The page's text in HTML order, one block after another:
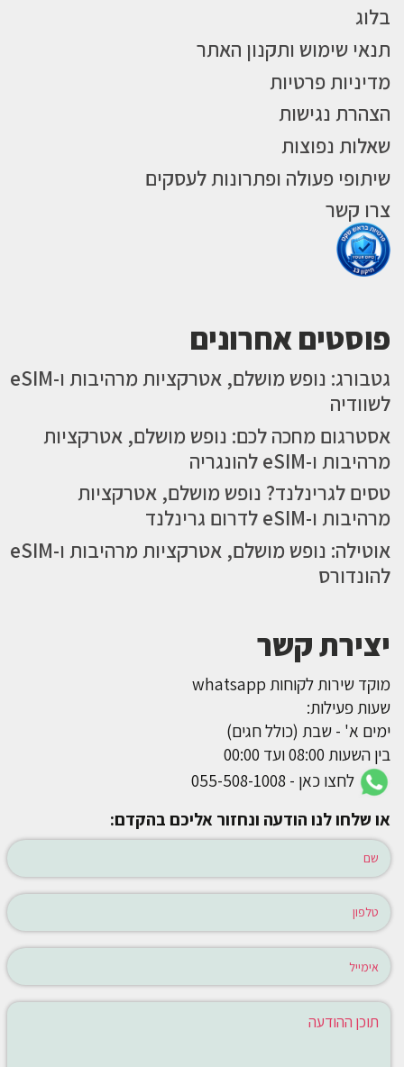
בלוג
תנאי שימוש ותקנון האתר
מדיניות פרטיות
הצהרת נגישות
שאלות נפוצות
שיתופי פעולה ופתרונות לעסקים
צרו קשר
פוסטים אחרונים
גטבורג: נופש מושלם, אטרקציות מרהיבות ו-eSIM
לשוודיה
אסטרגום מחכה לכם: נופש מושלם, אטרקציות
מרהיבות ו-eSIM להונגריה
טסים לגרינלנד? נופש מושלם, אטרקציות
מרהיבות ו-eSIM לדרום גרינלנד
אוטילה: נופש מושלם, אטרקציות מרהיבות ו-eSIM
להונדורס
יצירת קשר
מוקד שירות לקוחות whatsapp
שעות פעילות:
ימים א' - שבת (כולל חגים)
בין השעות 08:00 ועד 00:00
לחצו כאן - 055-508-1008
או שלחו לנו הודעה ונחזור אליכם בהקדם: